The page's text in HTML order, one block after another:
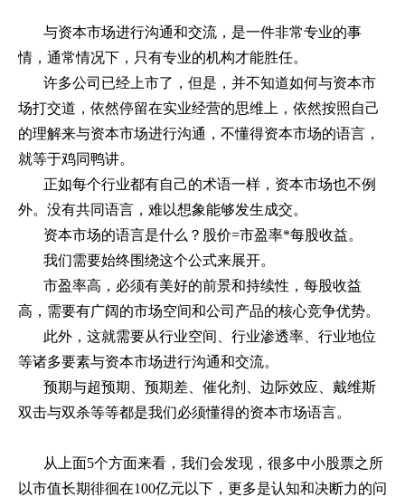
与资本市场进行沟通和交流，是一件非常专业的事
情，通常情况下，只有专业的机构才能胜任。
许多公司已经上市了，但是，并不知道如何与资本市
场打交道，依然停留在实业经营的思维上，依然按照自己
的理解来与资本市场进行沟通，不懂得资本市场的语言，
就等于鸡同鸭讲。
正如每个行业都有自己的术语一样，资本市场也不例
外。没有共同语言，难以想象能够发生成交。
资本市场的语言是什么？股价=市盈率*每股收益。
我们需要始终围绕这个公式来展开。
市盈率高，必须有美好的前景和持续性，每股收益
高，需要有广阔的市场空间和公司产品的核心竞争优势。
此外，这就需要从行业空间、行业渗透率、行业地位
等诸多要素与资本市场进行沟通和交流。
预期与超预期、预期差、催化剂、边际效应、戴维斯
双击与双杀等等都是我们必须懂得的资本市场语言。
从上面5个方面来看，我们会发现，很多中小股票之所
以市值长期徘徊在100亿元以下，更多是认知和决断力的问